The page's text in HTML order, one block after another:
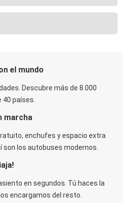
el mundo
Descubre más de 8.000
países.
marcha
enchufes y espacio extra
son los autobuses modernos.
en segundos. Tú haces la
encargamos del resto.